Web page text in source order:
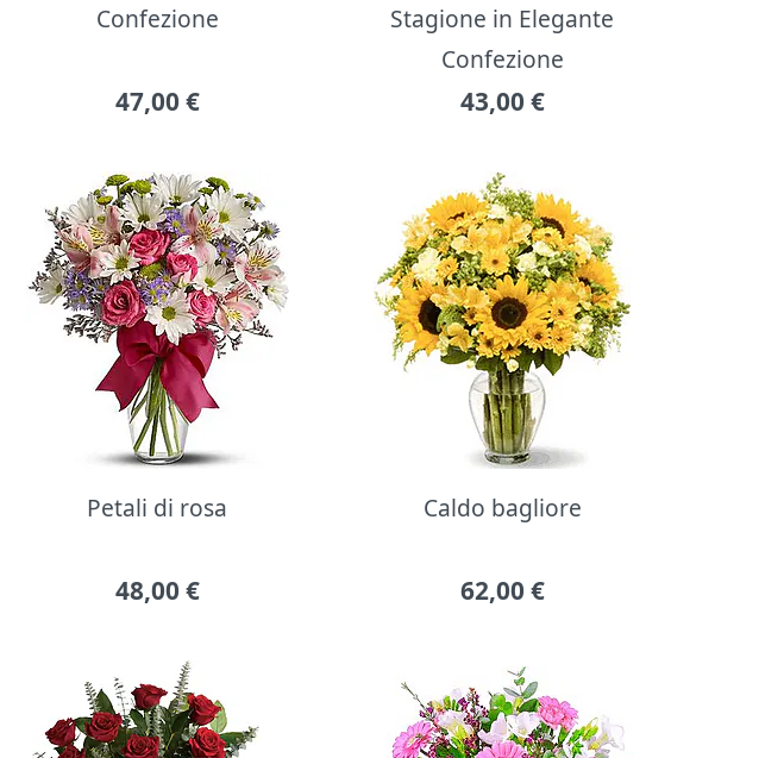
Confezione
47,00 €
Stagione in Elegante
Confezione
43,00 €
Petali di rosa
48,00 €
Caldo bagliore
62,00 €